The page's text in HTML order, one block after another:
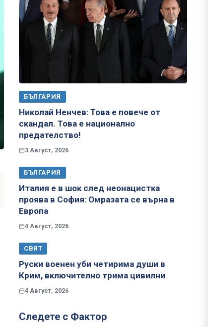
БЪЛГАРИЯ
Николай Ненчев: Това е повече от
скандал. Това е национално
предателство!
3 Август, 2026
БЪЛГАРИЯ
Италия е в шок след неонацистка
проява в София: Омразата се върна в
Европа
4 Август, 2026
СВЯТ
Руски военен уби четирима души в
Крим, включително трима цивилни
4 Август, 2026
Следете с Фактор